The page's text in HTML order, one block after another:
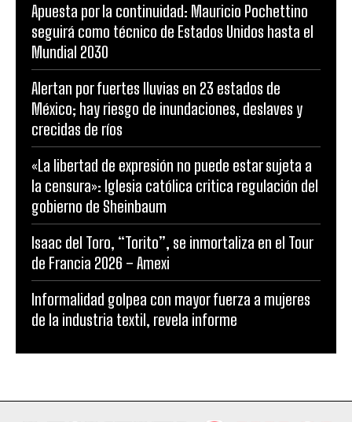
Apuesta por la continuidad: Mauricio Pochettino
seguirá como técnico de Estados Unidos hasta el
Mundial 2030
Alertan por fuertes lluvias en 23 estados de
México; hay riesgo de inundaciones, deslaves y
crecidas de ríos
«La libertad de expresión no puede estar sujeta a
la censura»: Iglesia católica critica regulación del
gobierno de Sheinbaum
Isaac del Toro, “Torito”, se inmortaliza en el Tour
de Francia 2026 – Amexi
Informalidad golpea con mayor fuerza a mujeres
de la industria textil, revela informe